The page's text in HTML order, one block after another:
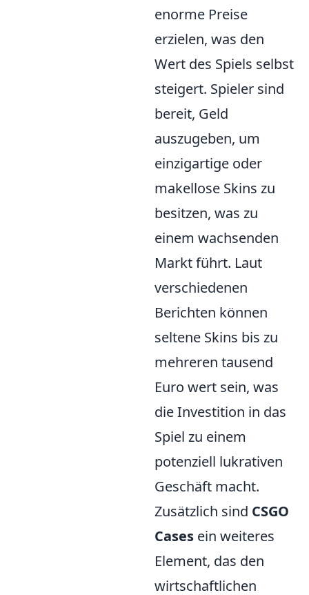
enorme Preise
erzielen, was den
Wert des Spiels selbst
steigert. Spieler sind
bereit, Geld
auszugeben, um
einzigartige oder
makellose Skins zu
besitzen, was zu
einem wachsenden
Markt führt. Laut
verschiedenen
Berichten können
seltene Skins bis zu
mehreren tausend
Euro wert sein, was
die Investition in das
Spiel zu einem
potenziell lukrativen
Geschäft macht.
Zusätzlich sind CSGO
Cases ein weiteres
Element, das den
wirtschaftlichen